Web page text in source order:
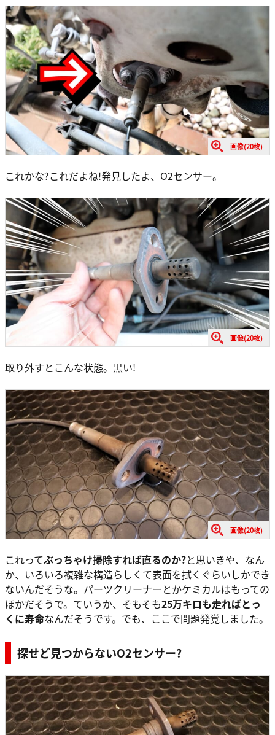
画像(20枚)
これかな?これだよね!発見したよ、O2センサー。
画像(20枚)
取り外すとこんな状態。黒い!
画像(20枚)
これってぶっちゃけ掃除すれば直るのか?と思いきや、なん
か、いろいろ複雑な構造らしくて表面を拭くぐらいしかでき
ないんだそうな。パーツクリーナーとかケミカルはもっての
ほかだそうで。ていうか、そもそも25万キロも走ればとっ
くに寿命なんだそうです。でも、ここで問題発覚しました。
探せど見つからないO2センサー?